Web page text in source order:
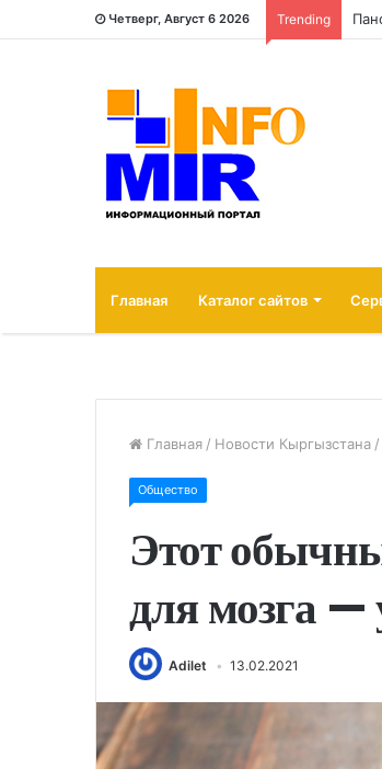
Четверг, Август 6 2026 Trending
Главная Каталог сайтов
Главная / Новости Кыргызстана /
Общество
Этот
для мозга —
Adilet 13.02.2021